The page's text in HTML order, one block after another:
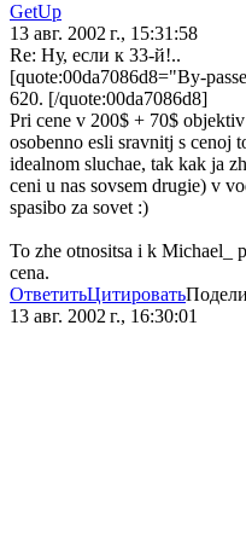
GetUp
13 авг. 2002 г., 15:31:58
Re: Ну, если к 33-й!..
[quote:00da7086d8="By-
620. [/quote:00da7086d8]
Pri cene v 200$ + 70$
osobenno esli sravnitj s cenoj
idealnom sluchae, tak kak ja
ceni u nas sovsem drugie) v
spasibo za sovet :)
To zhe otnositsa i k Michael_
cena.
ОтветитьЦитировать
13 авг. 2002 г., 16:30:01